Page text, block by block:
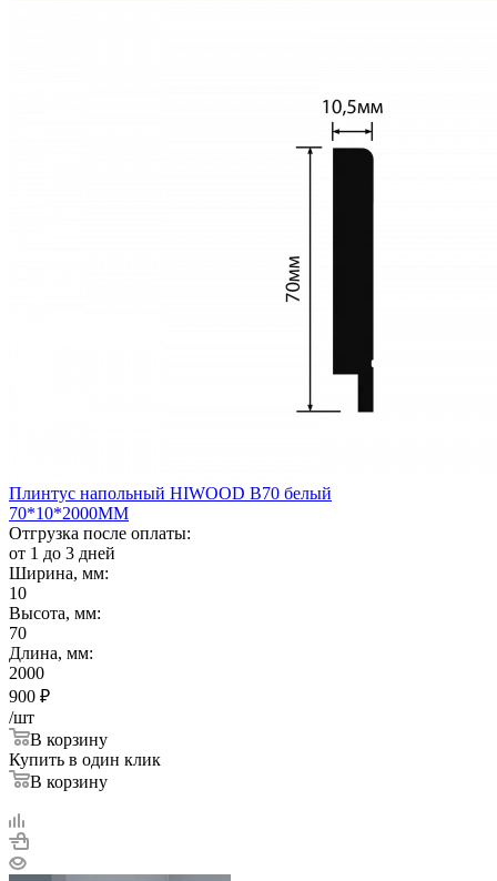
Плинтус напольный HIWOOD B70 белый
70*10*2000ММ
Отгрузка после оплаты:
от 1 до 3 дней
Ширина, мм:
10
Высота, мм:
70
Длина, мм:
2000
900 ₽
/шт
В корзину
Купить в один клик
В корзину